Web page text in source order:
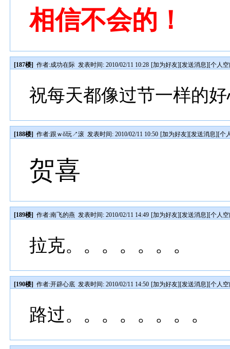
相信不会的！
[187楼] 作者:成功在际 发表时间: 2010/02/11 10:28 [加为好友][发送消息][个人
祝每天都像过节一样的
[188楼] 作者:跟ｗǒ玩↗滚 发表时间: 2010/02/11 10:50 [加为好友][发送消息][个
贺喜
[189楼] 作者:南飞的燕 发表时间: 2010/02/11 14:49 [加为好友][发送消息][个人
拉克。。。。。。。
[190楼] 作者:开辟心底 发表时间: 2010/02/11 14:50 [加为好友][发送消息][个人
路过。。。。。。。。